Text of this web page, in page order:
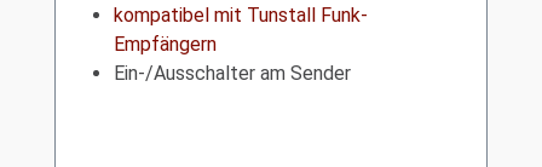
kompatibel mit Tunstall Funk-
Empfängern
Ein-/Ausschalter am Sender